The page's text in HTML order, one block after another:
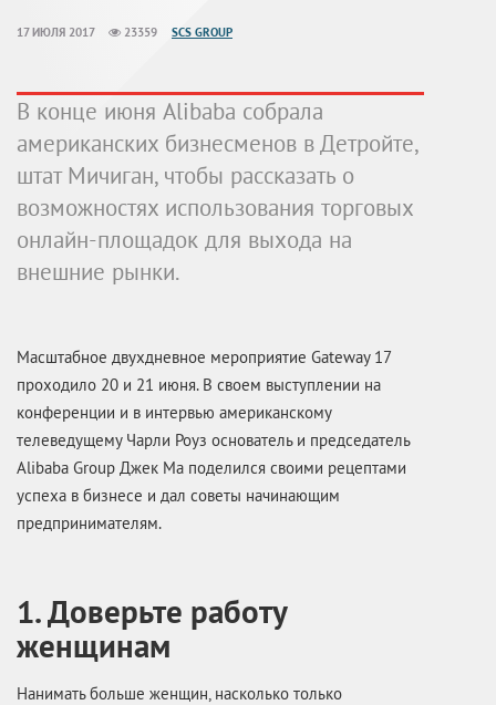
17 ИЮЛЯ 2017 23359 SCS GROUP
В конце июня Alibaba собрала
американских бизнесменов в Детройте,
штат Мичиган, чтобы рассказать о
возможностях использования торговых
онлайн-площадок для выхода на
внешние рынки.
Масштабное двухдневное мероприятие Gateway 17
проходило 20 и 21 июня. В своем выступлении на
конференции и в интервью американскому
телеведущему Чарли Роуз основатель и председатель
Alibaba Group Джек Ма поделился своими рецептами
успеха в бизнесе и дал советы начинающим
предпринимателям.
1. Доверьте работу
женщинам
Нанимать больше женщин, насколько только